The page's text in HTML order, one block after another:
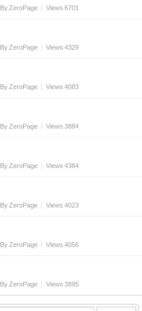
By ZeroPage Views 6701
By ZeroPage Views 4329
By ZeroPage Views 4083
By ZeroPage Views 3884
By ZeroPage Views 4384
By ZeroPage Views 4023
By ZeroPage Views 4056
By ZeroPage Views 3895